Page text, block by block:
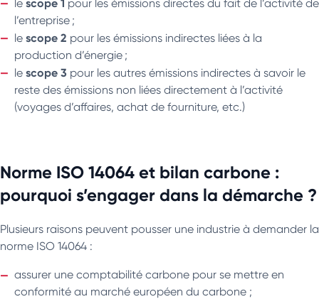
le
pour les émissions directes du fait de l’activité de
l’entreprise ;
le scope 2 pour les émissions indirectes liées à la
production d’énergie ;
le scope 3 pour les autres émissions indirectes à savoir le
reste des émissions non liées directement à l’activité
(voyages d’affaires, achat de fourniture, etc.)
Norme ISO 14064 et bilan carbone :
pourquoi s’engager dans la démarche ?
Plusieurs raisons peuvent pousser une industrie à demander la
norme ISO 14064 :
assurer une comptabilité carbone pour se mettre en
conformité au marché européen du carbone ;